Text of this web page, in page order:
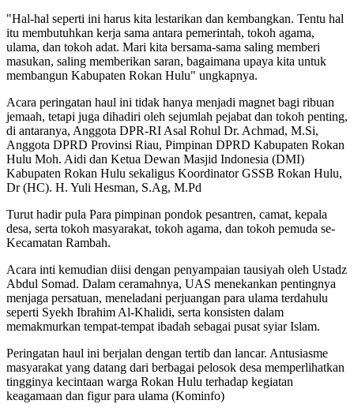
"Hal-hal seperti ini harus kita lestarikan dan kembangkan. Tentu hal
itu membutuhkan kerja sama antara pemerintah, tokoh agama,
ulama, dan tokoh adat. Mari kita bersama-sama saling memberi
masukan, saling memberikan saran, bagaimana upaya kita untuk
membangun Kabupaten Rokan Hulu" ungkapnya.
Acara peringatan haul ini tidak hanya menjadi magnet bagi ribuan
jemaah, tetapi juga dihadiri oleh sejumlah pejabat dan tokoh penting,
di antaranya, Anggota DPR-RI Asal Rohul Dr. Achmad, M.Si,
Anggota DPRD Provinsi Riau, Pimpinan DPRD Kabupaten Rokan
Hulu Moh. Aidi dan Ketua Dewan Masjid Indonesia (DMI)
Kabupaten Rokan Hulu sekaligus Koordinator GSSB Rokan Hulu,
Dr (HC). H. Yuli Hesman, S.Ag, M.Pd
Turut hadir pula Para pimpinan pondok pesantren, camat, kepala
desa, serta tokoh masyarakat, tokoh agama, dan tokoh pemuda se-
Kecamatan Rambah.
Acara inti kemudian diisi dengan penyampaian tausiyah oleh Ustadz
Abdul Somad. Dalam ceramahnya, UAS menekankan pentingnya
menjaga persatuan, meneladani perjuangan para ulama terdahulu
seperti Syekh Ibrahim Al-Khalidi, serta konsisten dalam
memakmurkan tempat-tempat ibadah sebagai pusat syiar Islam.
Peringatan haul ini berjalan dengan tertib dan lancar. Antusiasme
masyarakat yang datang dari berbagai pelosok desa memperlihatkan
tingginya kecintaan warga Rokan Hulu terhadap kegiatan
keagamaan dan figur para ulama (Kominfo)